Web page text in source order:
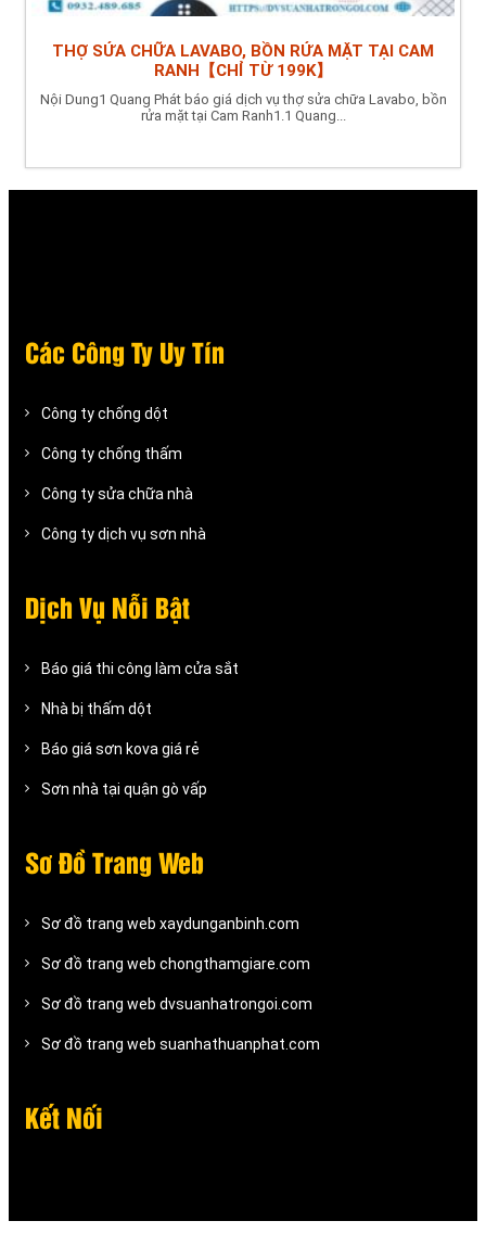
THỢ SỬA CHỮA LAVABO, BỒN RỬA MẶT TẠI CAM
RANH【CHỈ TỪ 199K】
Nội Dung1 Quang Phát báo giá dịch vụ thợ sửa chữa Lavabo, bồn
rửa mặt tại Cam Ranh1.1 Quang...
Các Công Ty Uy Tín
Công ty chống dột
Công ty chống thấm
Công ty sửa chữa nhà
Công ty dịch vụ sơn nhà
Dịch Vụ Nỗi Bật
Báo giá thi công làm cửa sắt
Nhà bị thấm dột
Báo giá sơn kova giá rẻ
Sơn nhà tại quận gò vấp
Sơ Đồ Trang Web
Sơ đồ trang web xaydunganbinh.com
Sơ đồ trang web chongthamgiare.com
Sơ đồ trang web dvsuanhatrongoi.com
Sơ đồ trang web suanhathuanphat.com
Kết Nối